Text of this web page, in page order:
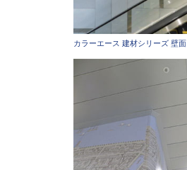
カラーエース 建材シリーズ 壁面